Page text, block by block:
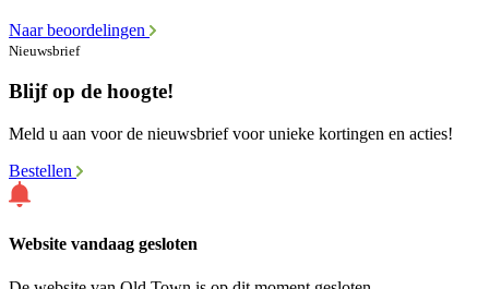
Naar beoordelingen
Nieuwsbrief
Blijf op de hoogte!
Meld u aan voor de nieuwsbrief voor unieke kortingen en acties!
Bestellen
Website vandaag gesloten